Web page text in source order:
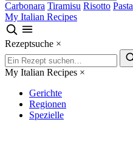
Carbonara Tiramisu Risotto Pasta
My Italian Recipes
Rezeptsuche ×
My Italian Recipes ×
Gerichte
Regionen
Spezielle